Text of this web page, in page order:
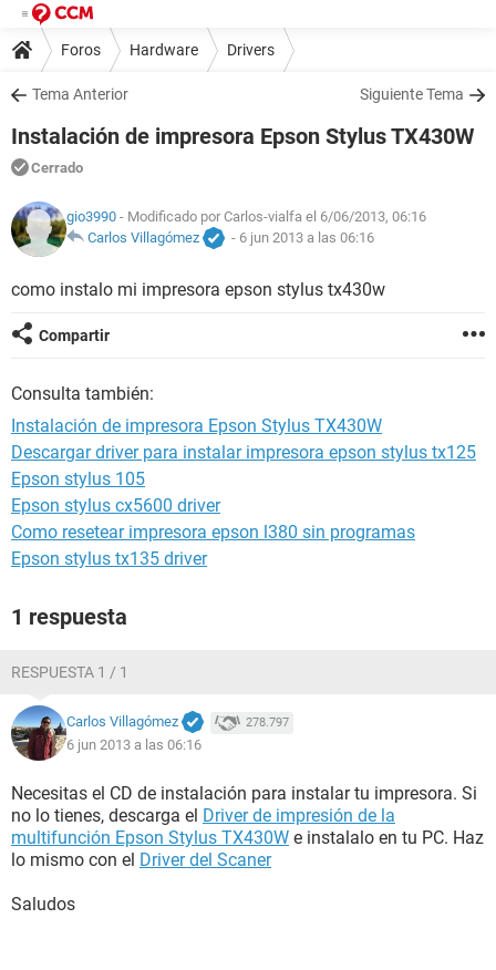
Foros Hardware Drivers
Tema Anterior Siguiente Tema
Instalación de impresora Epson Stylus TX430W
Cerrado
gio3990 - Modificado por Carlos-vialfa el 6/06/2013, 06:16
Carlos Villagómez
- 6 jun 2013 a las 06:16
como instalo mi impresora epson stylus tx430w
Compartir
Consulta también:
Instalación de impresora Epson Stylus TX430W
Descargar driver para instalar impresora epson stylus tx125
Epson stylus 105
Epson stylus cx5600 driver
Como resetear impresora epson l380 sin programas
Epson stylus tx135 driver
1 respuesta
RESPUESTA 1 / 1
Carlos Villagómez 278.797
6 jun 2013 a las 06:16
Necesitas el CD de instalación para instalar tu impresora. Si
no lo tienes, descarga el Driver de impresión de la
multifunción Epson Stylus TX430W e instalalo en tu PC. Haz
lo mismo con el Driver del Scaner
Saludos